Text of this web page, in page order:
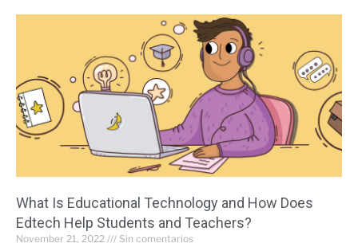
What Is Educational Technology and How Does
Edtech Help Students and Teachers?
November 21, 2022 Sin comentarios